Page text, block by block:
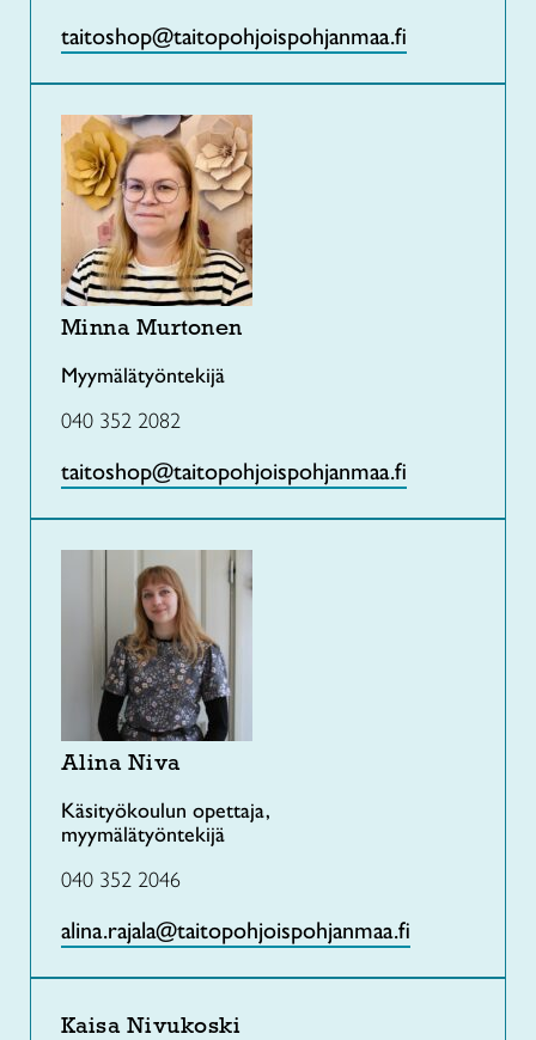
taitoshop@taitopohjoispohjanmaa.fi
Minna Murtonen
Myymälätyöntekijä
040 352 2082
taitoshop@taitopohjoispohjanmaa.fi
Alina Niva
Käsityökoulun opettaja,
myymälätyöntekijä
040 352 2046
alina.rajala@taitopohjoispohjanmaa.fi
Kaisa Nivukoski